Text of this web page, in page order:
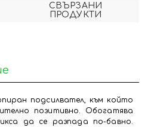
СВЪРЗАНИ
ПРОДУКТИ
подсилвател, към който
позитивно. Обогатява
да се разпада по-бавно.